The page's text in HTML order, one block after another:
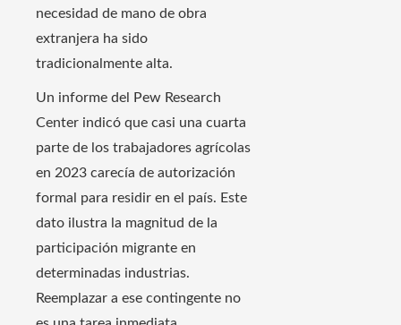
necesidad de mano de obra
extranjera ha sido
tradicionalmente alta.
Un informe del Pew Research
Center indicó que casi una cuarta
parte de los trabajadores agrícolas
en 2023 carecía de autorización
formal para residir en el país. Este
dato ilustra la magnitud de la
participación migrante en
determinadas industrias.
Reemplazar a ese contingente no